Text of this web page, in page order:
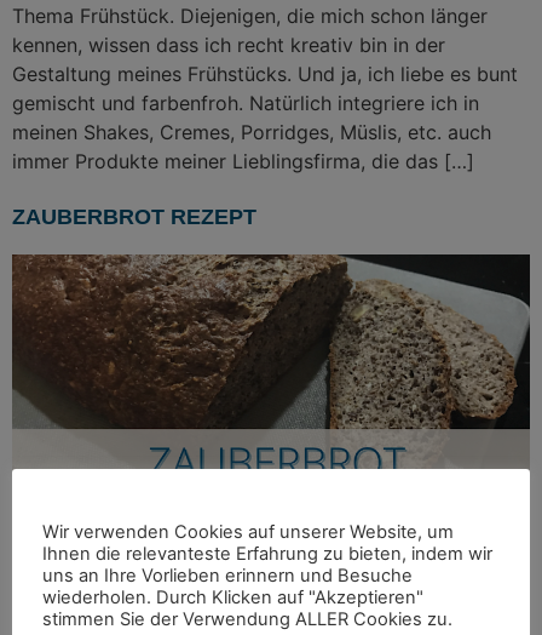
Thema Frühstück. Diejenigen, die mich schon länger
kennen, wissen dass ich recht kreativ bin in der
Gestaltung meines Frühstücks. Und ja, ich liebe es bunt
gemischt und farbenfroh. Natürlich integriere ich in
meinen Shakes, Cremes, Porridges, Müslis, etc. auch
immer Produkte meiner Lieblingsfirma, die das […]
ZAUBERBROT REZEPT
Wir verwenden Cookies auf unserer Website, um
Ihnen die relevanteste Erfahrung zu bieten, indem wir
uns an Ihre Vorlieben erinnern und Besuche
wiederholen. Durch Klicken auf "Akzeptieren"
stimmen Sie der Verwendung ALLER Cookies zu.